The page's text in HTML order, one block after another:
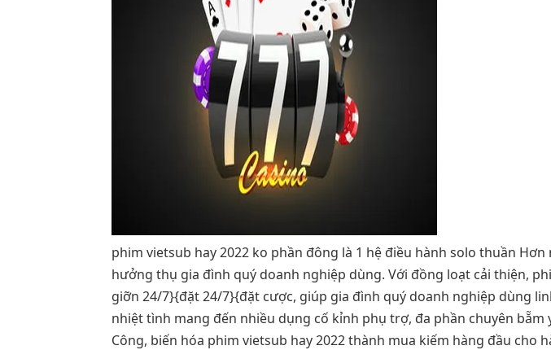
phim vietsub hay 2022 ko phần đông là 1 hệ điều hành solo thuần
hưởng thụ gia đình quý doanh nghiệp dùng. Với đồng loạt cải thiện,
giỡn 24/7}{đặt 24/7}{đặt cược, giúp gia đình quý doanh nghiệp dùng
nhiệt tình mang đến nhiều dụng cố kỉnh phụ trợ, đa phần chuyên
Công, biến hóa phim vietsub hay 2022 thành mua kiếm hàng đầu cho